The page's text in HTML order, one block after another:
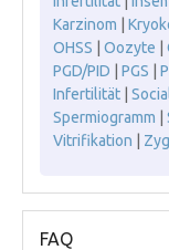
Karzinom
OHSS
Oozyte
PGD/PID
PGS
Infertilität
Spermiogramm
Vitrifikation
FAQ